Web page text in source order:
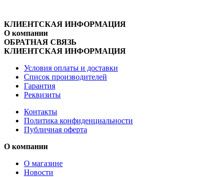
КЛИЕНТСКАЯ ИНФОРМАЦИЯ
О компании
ОБРАТНАЯ СВЯЗЬ
КЛИЕНТСКАЯ ИНФОРМАЦИЯ
Условия оплаты и доставки
Список производителей
Гарантия
Реквизиты
Контакты
Политика конфиденциальности
Публичная оферта
О компании
О магазине
Новости